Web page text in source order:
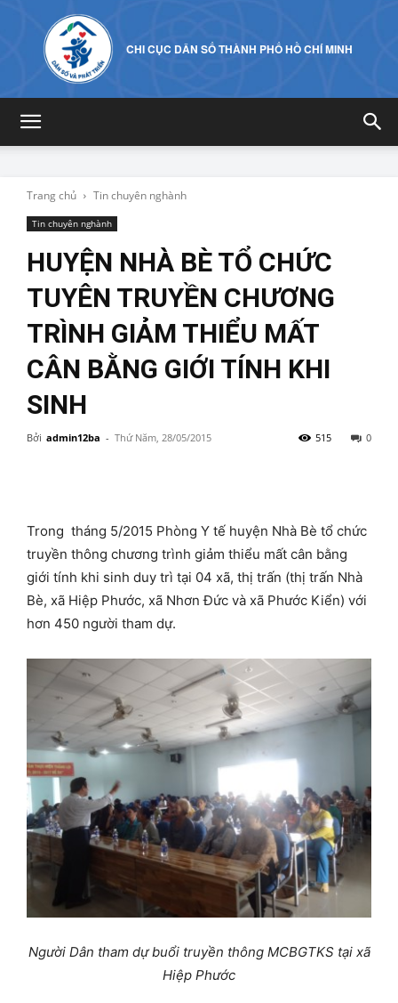
CHI CỤC DÂN SỐ THÀNH PHỐ HỒ CHÍ MINH
Trang chủ Tin chuyên nghành
Tin chuyên nghành
HUYỆN NHÀ BÈ TỔ CHỨC
TUYÊN TRUYỀN CHƯƠNG
TRÌNH GIẢM THIỂU MẤT
CÂN BẰNG GIỚI TÍNH KHI
SINH
Bởi admin12ba - Thứ Năm, 28/05/2015 0
515
Trong tháng 5/2015 Phòng Y tế huyện Nhà Bè tổ chức
truyền thông chương trình giảm thiểu mất cân bằng
giới tính khi sinh duy trì tại 04 xã, thị trấn (thị trấn Nhà
Bè, xã Hiệp Phước, xã Nhơn Đức và xã Phước Kiển) với
hơn 450 người tham dự.
Người Dân tham dự buổi truyền thông MCBGTKS tại xã
Hiệp Phước